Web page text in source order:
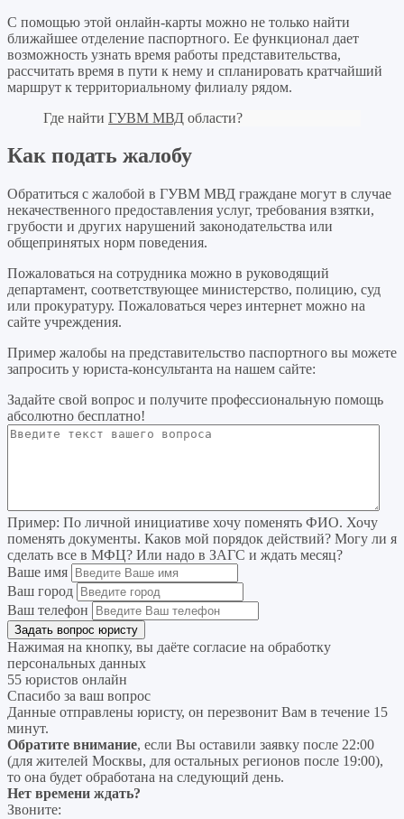
С помощью этой онлайн-карты можно не только найти
ближайшее отделение паспортного. Ее функционал дает
возможность узнать время работы представительства,
рассчитать время в пути к нему и спланировать кратчайший
маршрут к территориальному филиалу рядом.
Где найти ГУВМ МВД области?
Как подать жалобу
Обратиться с жалобой в ГУВМ МВД граждане могут в случае
некачественного предоставления услуг, требования взятки,
грубости и других нарушений законодательства или
общепринятых норм поведения.
Пожаловаться на сотрудника можно в руководящий
департамент, соответствующее министерство, полицию, суд
или прокуратуру. Пожаловаться через интернет можно на
сайте учреждения.
Пример жалобы на представительство паспортного вы можете
запросить у юриста-консультанта на нашем сайте:
Задайте свой вопрос и получите профессиональную помощь
абсолютно бесплатно!
Пример: По личной инициативе хочу поменять ФИО. Хочу
поменять документы. Каков мой порядок действий? Могу ли я
сделать все в МФЦ? Или надо в ЗАГС и ждать месяц?
Ваше имя
Ваш город
Ваш телефон
Нажимая на кнопку, вы даёте согласие на обработку
персональных данных
55 юристов онлайн
Спасибо за ваш вопрос
Данные отправлены юристу, он перезвонит Вам в течение 15
минут.
Обратите внимание, если Вы оставили заявку после 22:00
(для жителей Москвы, для остальных регионов после 19:00),
то она будет обработана на следующий день.
Нет времени ждать?
Звоните: